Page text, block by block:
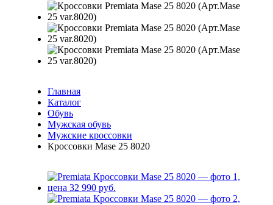
Главная
Каталог
Обувь
Мужская обувь
Мужские кроссовки
Кроссовки Mase 25 8020